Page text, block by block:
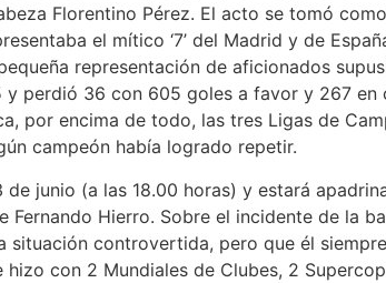
Florentino Pérez. El acto se tomó
el mítico ‘7’ del Madrid y de
representación de aficionados
y perdió 36 con 605 goles a favor y 267
por encima de todo, las tres Ligas de
campeón había logrado repetir.
junio (a las 18.00 horas) y estará
Hierro. Sobre el incidente de la
situación controvertida, pero que él
hizo con 2 Mundiales de Clubes, 2